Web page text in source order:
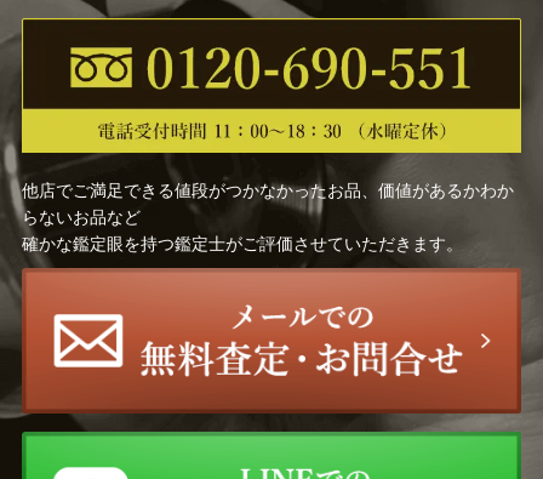
城 康夫 長沼 貴美代
深澤 昭明 楢原 健三
山岸 正巳
イン
アンドレ・ヴィギュド
（Andre Vigud）
平田 ゆたか 福王寺 法林
他店でご満足できる値段がつかなかったお品、価値があるかわか
らないお品など
確かな鑑定眼を持つ鑑定士がご評価させていただきます。